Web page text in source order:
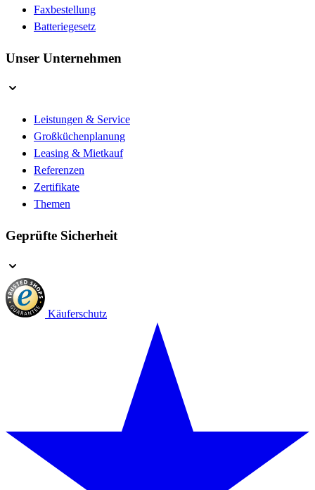
Faxbestellung
Batteriegesetz
Unser Unternehmen
Leistungen & Service
Großküchenplanung
Leasing & Mietkauf
Referenzen
Zertifikate
Themen
Geprüfte Sicherheit
Käuferschutz